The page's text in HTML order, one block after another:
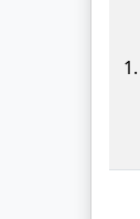
1.